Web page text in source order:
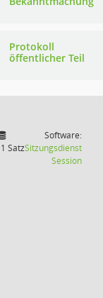
Protokoll
öffentlicher Teil
1 Satz
Software:
Sitzungsdienst
Session